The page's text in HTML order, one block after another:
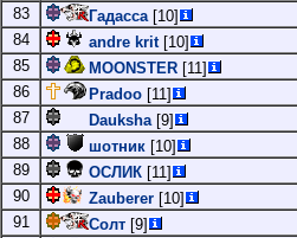
83
Гадасса[10]
84
andre krit[10]
85
MOONSTER [11]
86
Pradoo [11]
87
Dauksha[9]
88
шотник [10]
89
ОСЛИК [11]
90
Zauberer [10]
91
Солт [9]